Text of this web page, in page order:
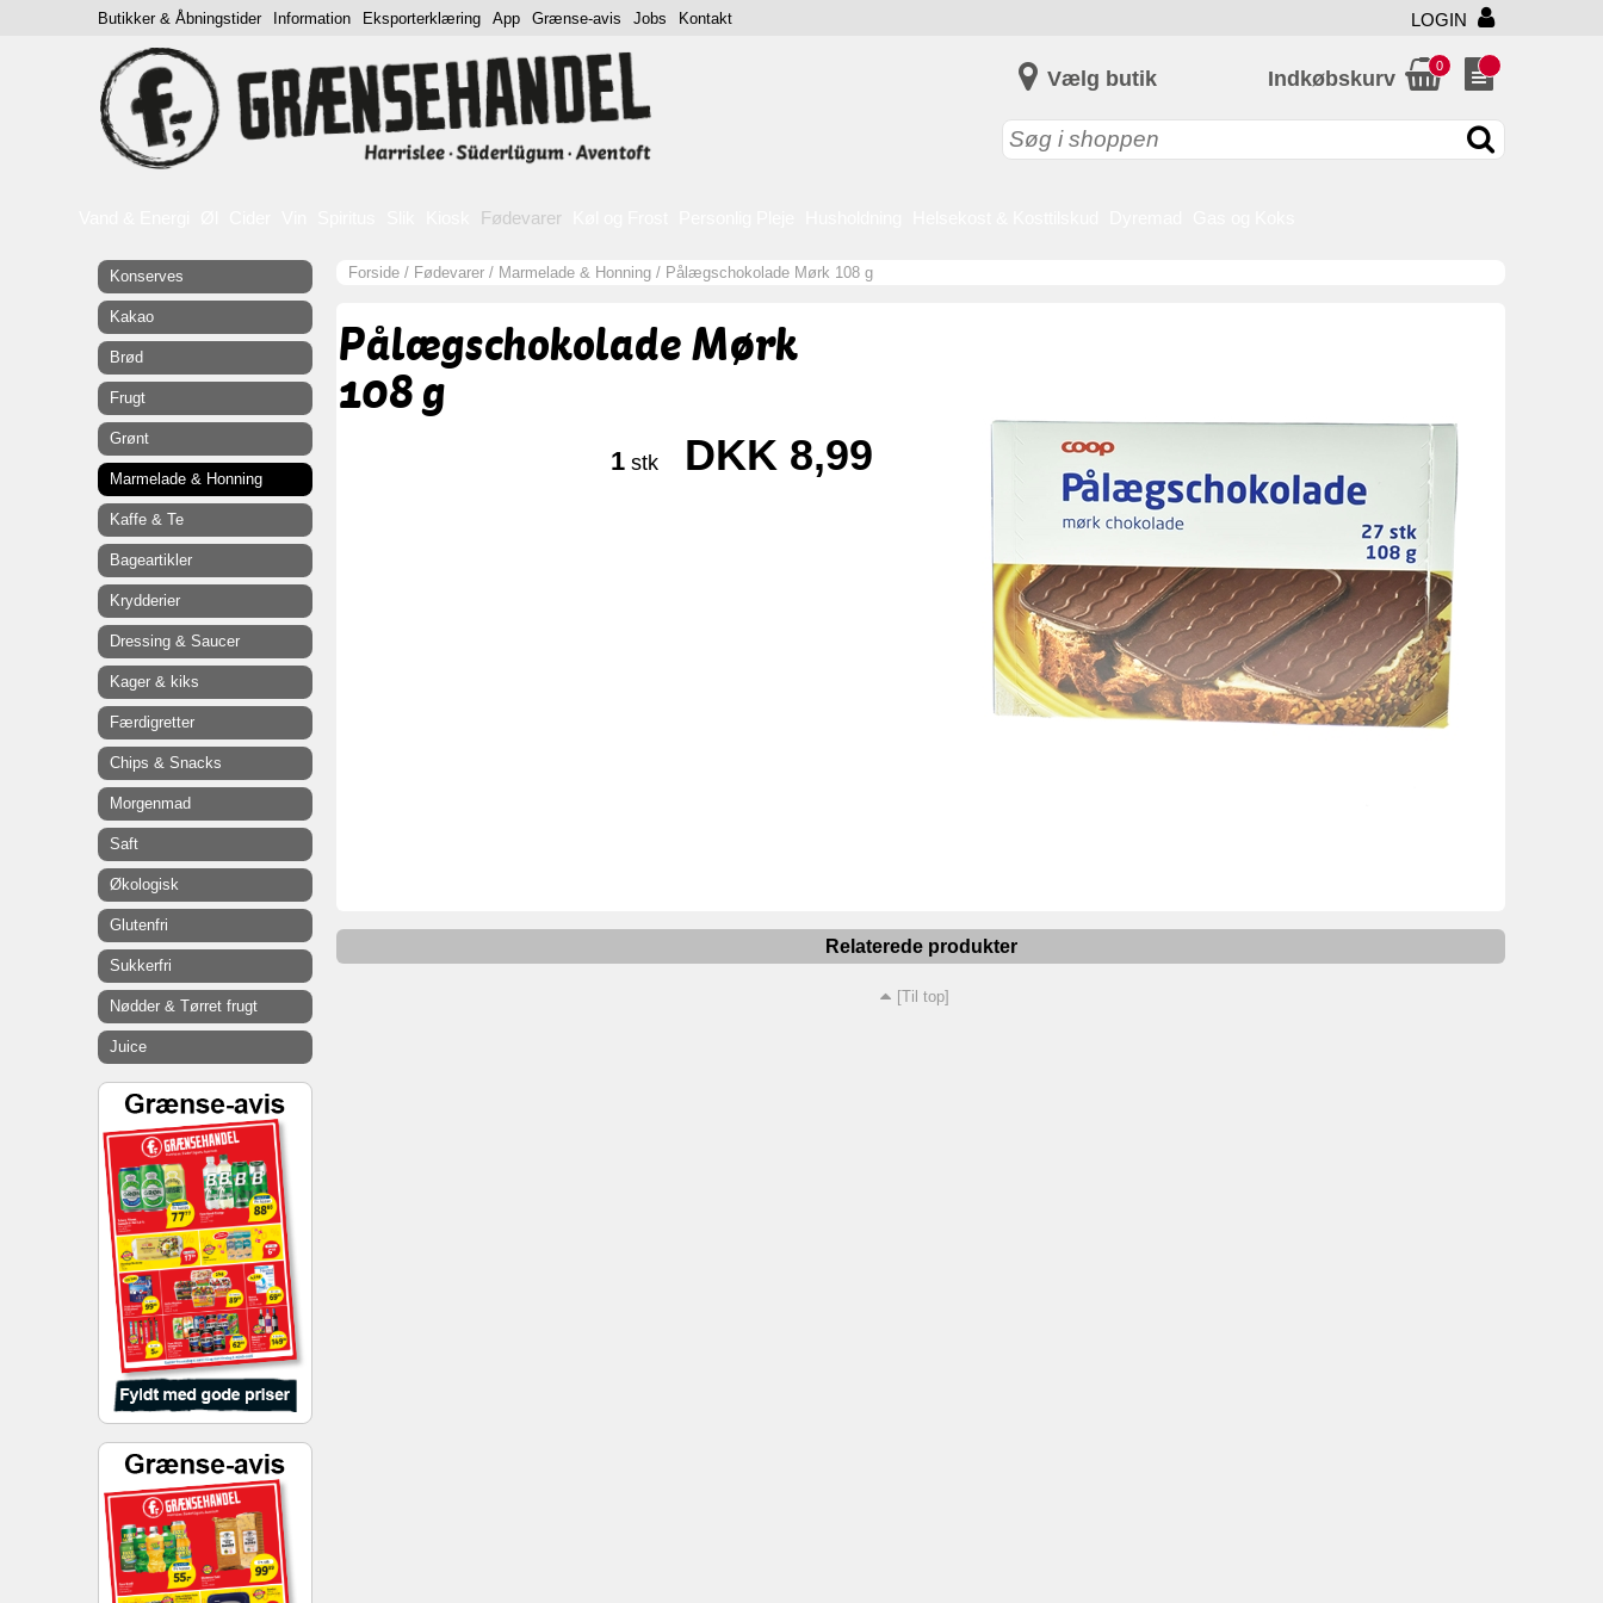
LOGIN
Vælg butik
Fødevarer
Indkøbskurv
0
Forside / Fødevarer / Marmelade & Honning / Pålægschokolade Mørk 108 g
Pålægschokolade Mørk
108 g
1 stk DKK 8,99
Relaterede produkter
[Til top]
Konserves
Kakao
Brød
Frugt
Grønt
Marmelade & Honning
Kaffe & Te
Bageartikler
Krydderier
Dressing & Saucer
Kager & kiks
Færdigretter
Chips & Snacks
Morgenmad
Saft
Økologisk
Glutenfri
Sukkerfri
Nødder & Tørret frugt
Juice
Butikker & Åbningstider Information Eksporterklæring App Grænse-avis Jobs Kontakt